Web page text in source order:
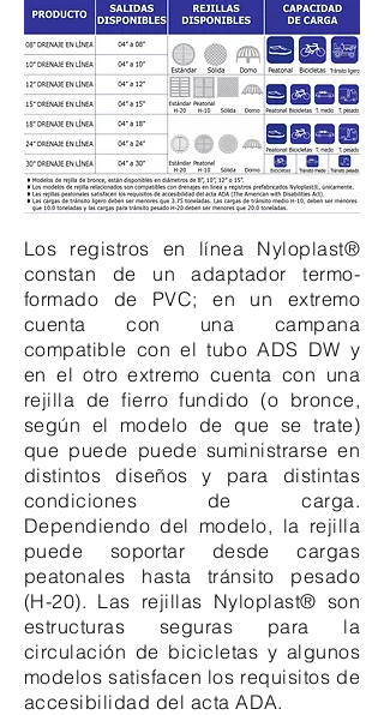
Los registros en línea Nyloplast®
constan de un adaptador termo-
formado de PVC; en un extremo
cuenta con una campana
compatible con el tubo ADS DW y
en el otro extremo cuenta con una
rejilla de fierro fundido (o bronce,
según el modelo de que se trate)
que puede puede suministrarse en
distintos diseños y para distintas
condiciones de carga.
Dependiendo del modelo, la rejilla
puede soportar desde cargas
peatonales hasta tránsito pesado
(H-20). Las rejillas Nyloplast® son
estructuras seguras para la
circulación de bicicletas y algunos
modelos satisfacen los requisitos de
accesibilidad del acta ADA.